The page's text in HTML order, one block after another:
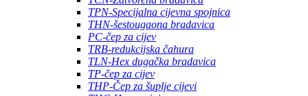
TPN-Specijalna cijevna spojnica
THN-šestougaona bradavica
PC-čep za cijev
TRB-redukcijska čahura
TLN-Hex dugačka bradavica
TP-čep za cijev
THP-Čep za šuplje cijevi